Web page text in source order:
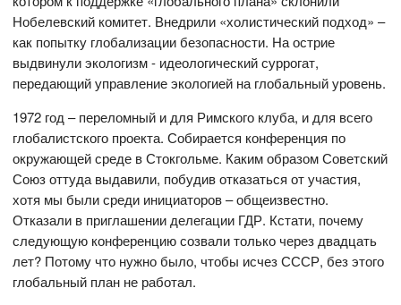
Нобелевский комитет. Внедрили «холистический подход» –
как попытку глобализации безопасности. На острие
выдвинули экологизм - идеологический суррогат,
передающий управление экологией на глобальный уровень.
1972 год – переломный и для Римского клуба, и для всего
глобалистского проекта. Собирается конференция по
окружающей среде в Стокгольме. Каким образом Советский
Союз оттуда выдавили, побудив отказаться от участия,
хотя мы были среди инициаторов – общеизвестно.
Отказали в приглашении делегации ГДР. Кстати, почему
следующую конференцию созвали только через двадцать
лет? Потому что нужно было, чтобы исчез СССР, без этого
глобальный план не работал.